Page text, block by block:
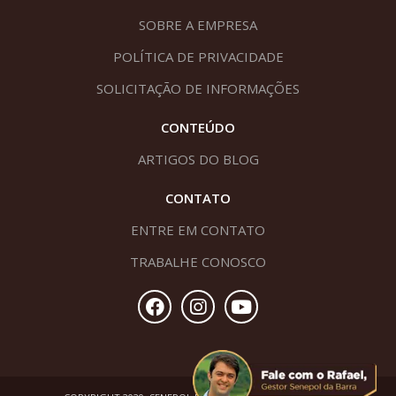
SOBRE A EMPRESA
POLÍTICA DE PRIVACIDADE
SOLICITAÇÃO DE INFORMAÇÕES
CONTEÚDO
ARTIGOS DO BLOG
CONTATO
ENTRE EM CONTATO
TRABALHE CONOSCO